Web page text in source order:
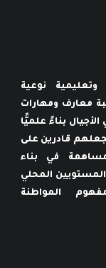
نوعية
معارف ومهارات
بناءً علميًّا
يجعلهم قادرين على
في بناء
المحلي
المواطنة